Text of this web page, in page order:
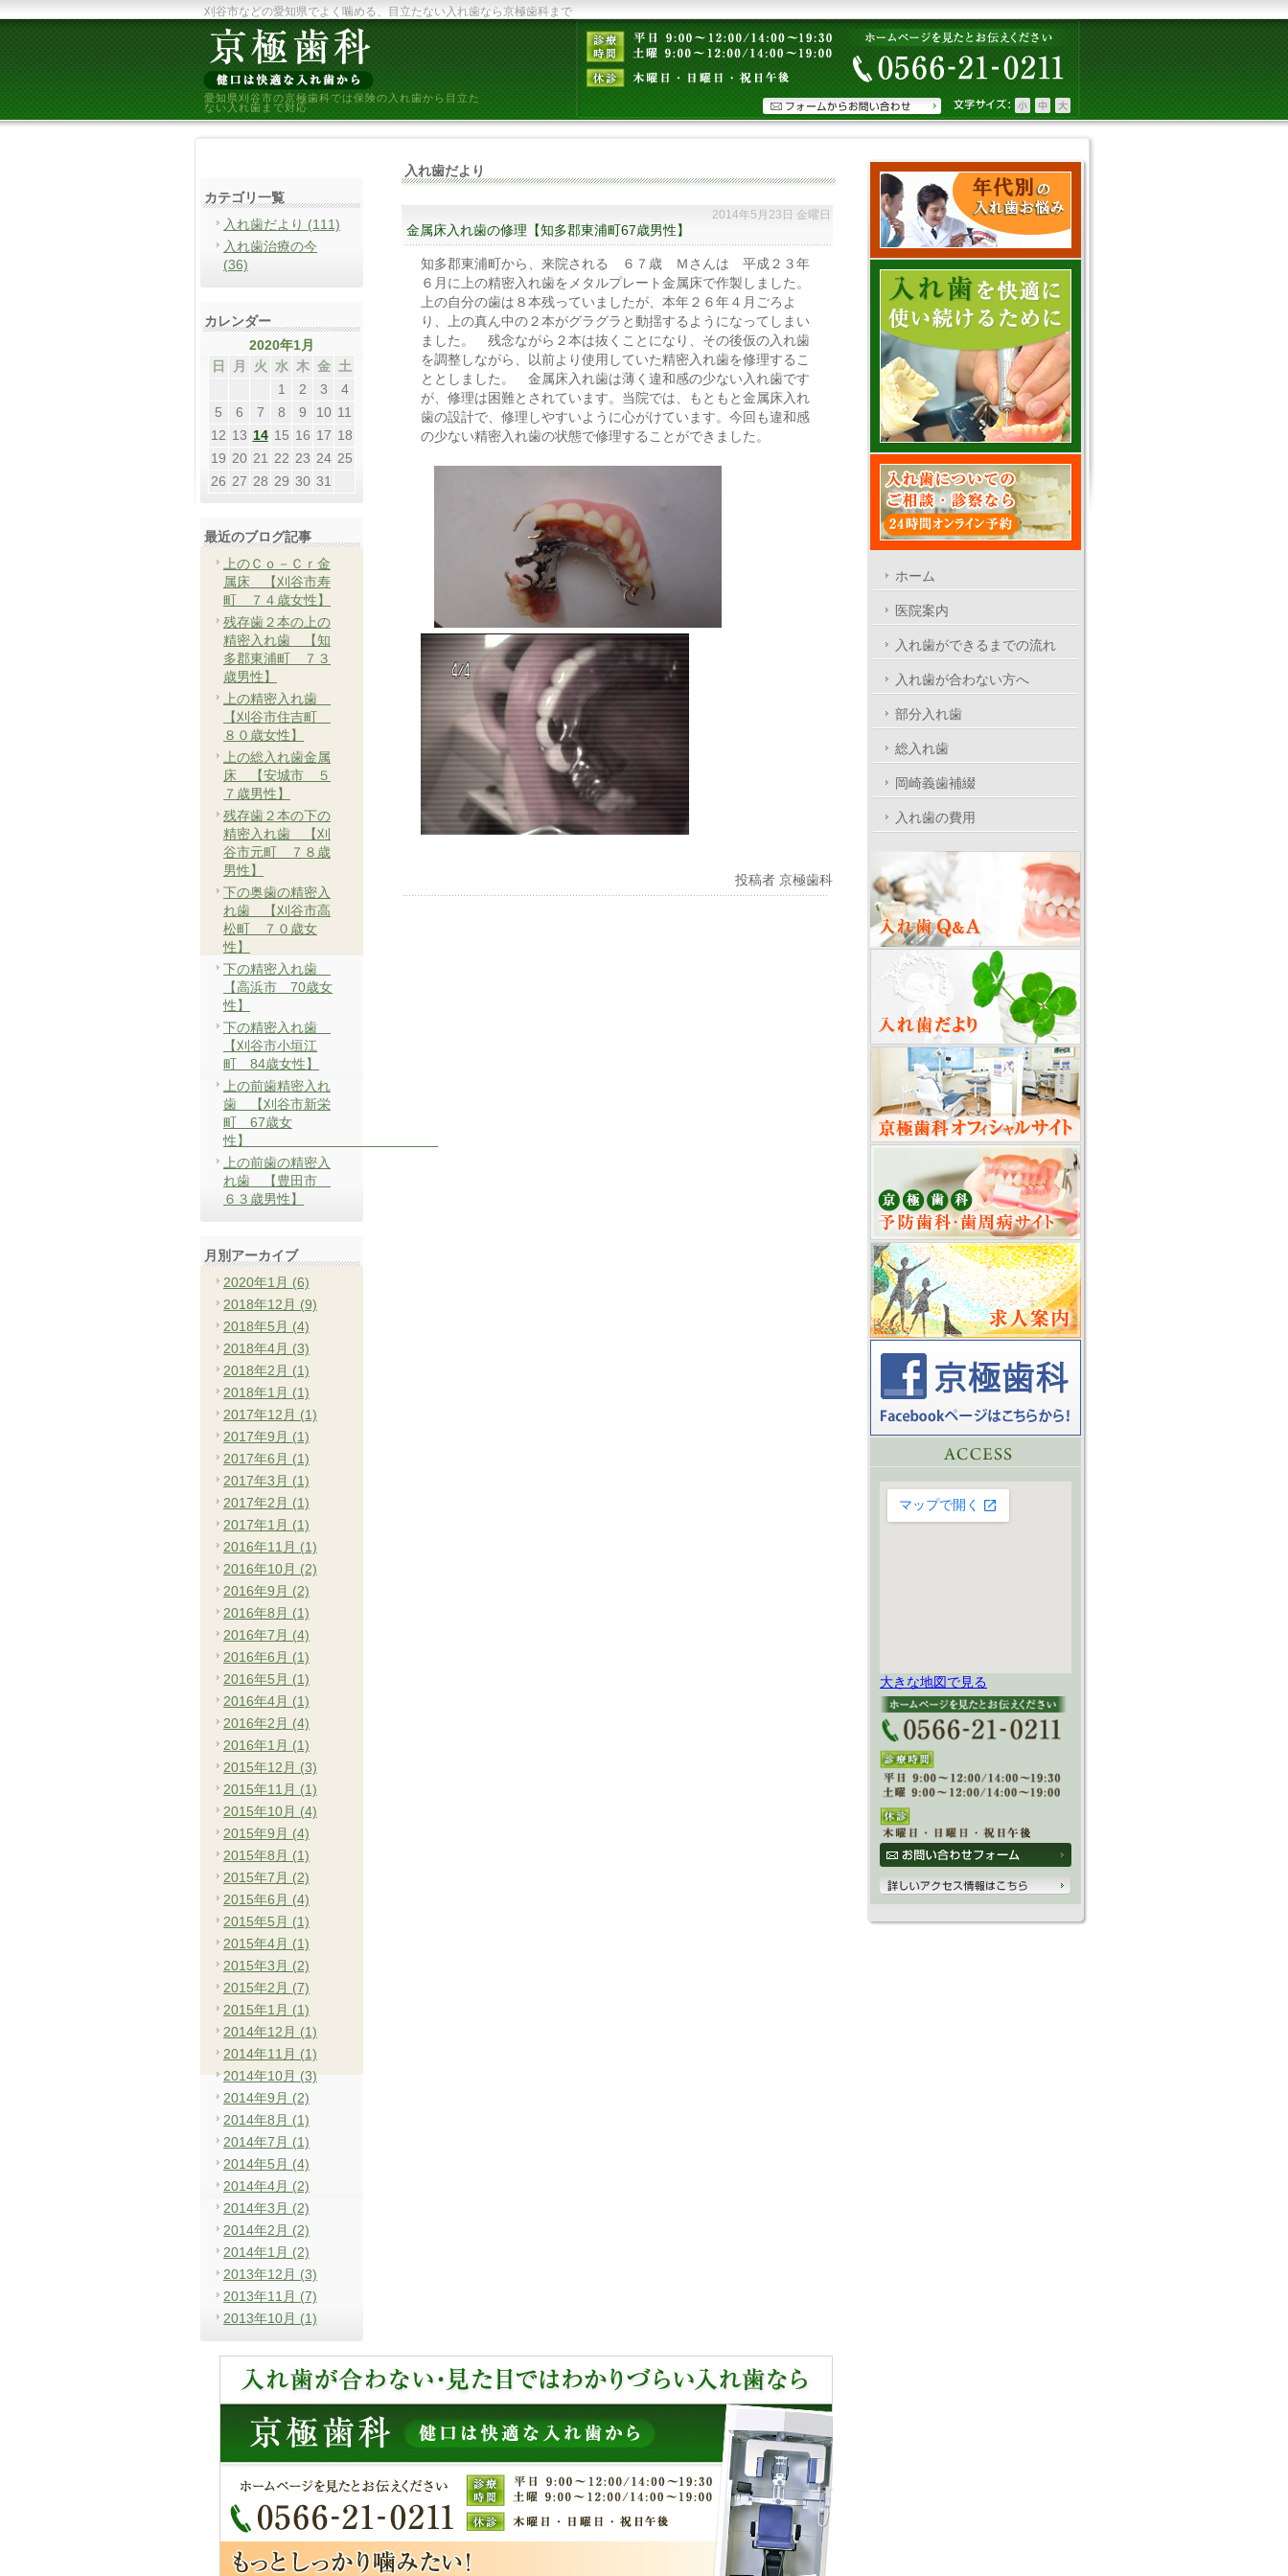
刈谷市などの愛知県でよく噛める、目立たない入れ歯なら京極歯科まで
愛知県刈谷市の京極歯科では保険の入れ歯から目立た
ない入れ歯まで対応
入れ歯だより
2014年5月23日 金曜日
金属床入れ歯の修理【知多郡東浦町67歳男性】
知多郡東浦町から、来院される ６７歳 Ｍさんは 平成２３年
６月に上の精密入れ歯をメタルプレート金属床で作製しました。
上の自分の歯は８本残っていましたが、本年２６年４月ごろよ
り、上の真ん中の２本がグラグラと動揺するようになってしまい
ました。 残念ながら２本は抜くことになり、その後仮の入れ歯
を調整しながら、以前より使用していた精密入れ歯を修理するこ
ととしました。 金属床入れ歯は薄く違和感の少ない入れ歯です
が、修理は困難とされています。当院では、もともと金属床入れ
歯の設計で、修理しやすいように心がけています。今回も違和感
の少ない精密入れ歯の状態で修理することができました。
投稿者 京極歯科
カテゴリ一覧
入れ歯だより (111)
入れ歯治療の今
(36)
カレンダー
2020年1月
日
月 火 水 木 金 土
1
2 3
4
5
6 7 8 9 10 11
12 13 14 15 16 17 18
19 20 21 22 23 24 25
26 27 28 29 30 31
最近のブログ記事
上のＣｏ－Ｃｒ金
属床 【刈谷市寿
町 ７４歳女性】
残存歯２本の上の
精密入れ歯 【知
多郡東浦町 ７３
歳男性】
上の精密入れ歯
【刈谷市住吉町
８０歳女性】
上の総入れ歯金属
床 【安城市 ５
７歳男性】
残存歯２本の下の
精密入れ歯 【刈
谷市元町 ７８歳
男性】
下の奥歯の精密入
れ歯 【刈谷市高
松町 ７０歳女
性】
下の精密入れ歯
【高浜市 70歳女
性】
下の精密入れ歯
【刈谷市小垣江
町 84歳女性】
上の前歯精密入れ
歯 【刈谷市新栄
町 67歳女
性】
上の前歯の精密入
れ歯 【豊田市
６３歳男性】
月別アーカイブ
2020年1月 (6)
2018年12月 (9)
2018年5月 (4)
2018年4月 (3)
2018年2月 (1)
2018年1月 (1)
2017年12月 (1)
2017年9月 (1)
2017年6月 (1)
2017年3月 (1)
2017年2月 (1)
2017年1月 (1)
2016年11月 (1)
2016年10月 (2)
2016年9月 (2)
2016年8月 (1)
2016年7月 (4)
2016年6月 (1)
2016年5月 (1)
2016年4月 (1)
2016年2月 (4)
2016年1月 (1)
2015年12月 (3)
2015年11月 (1)
2015年10月 (4)
2015年9月 (4)
2015年8月 (1)
2015年7月 (2)
2015年6月 (4)
2015年5月 (1)
2015年4月 (1)
2015年3月 (2)
2015年2月 (7)
2015年1月 (1)
2014年12月 (1)
2014年11月 (1)
2014年10月 (3)
2014年9月 (2)
2014年8月 (1)
2014年7月 (1)
2014年5月 (4)
2014年4月 (2)
2014年3月 (2)
2014年2月 (2)
2014年1月 (2)
2013年12月 (3)
2013年11月 (7)
2013年10月 (1)
ホーム
医院案内
入れ歯ができるまでの流れ
入れ歯が合わない方へ
部分入れ歯
総入れ歯
岡崎義歯補綴
入れ歯の費用
大きな地図で見る